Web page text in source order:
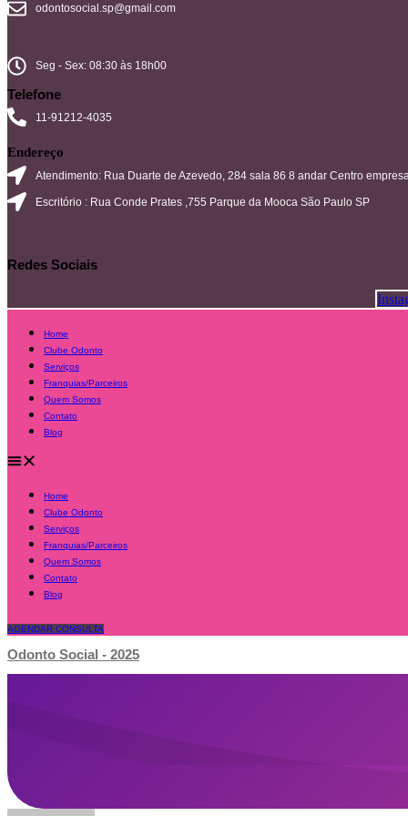
odontosocial.sp@gmail.com
Seg - Sex: 08:30 às 18h00
Telefone
11-91212-4035
Endereço
Atendimento: Rua Duarte de Azevedo, 284 sala 86 8 andar Centro
Escritório : Rua Conde Prates ,755 Parque da Mooca São Paulo SP
Redes Sociais
Home
Clube Odonto
Serviços
Franquias/Parceiros
Quem Somos
Contato
Blog
Home
Clube Odonto
Serviços
Franquias/Parceiros
Quem Somos
Contato
Blog
AGENDAR CONSULTA
Odonto Social - 2025